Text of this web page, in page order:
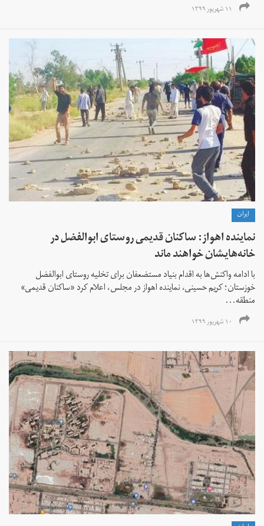
۱۱ شهریور ۱۳۹۹
ايران
نماینده اهواز: ساکنان قدیمی روستای ابوالفضل در
خانه‌هایشان خواهند ماند
با ادامه واکنش‌ها به اقدام بنیاد مستضعفان برای تخلیه روستای ابوالفضل
خوزستان؛ کریم حسینی،‌ نماینده اهواز در مجلس،‌ اعلام کرد «ساکنان قدیمی»
منطقه...
۱۰ شهریور ۱۳۹۹